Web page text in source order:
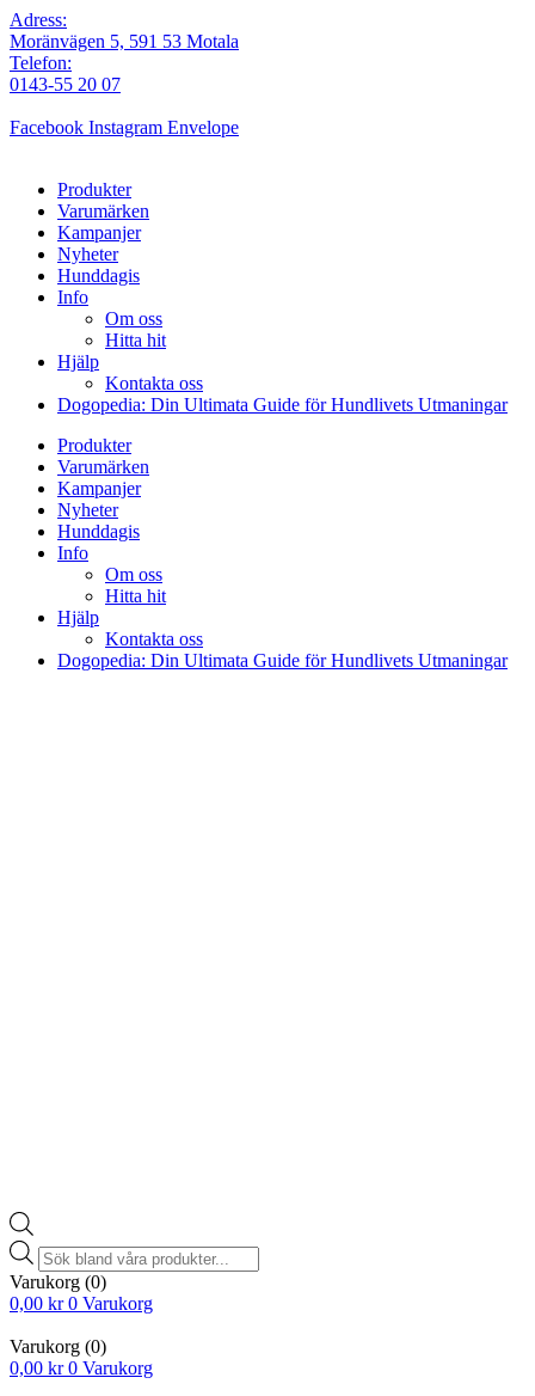
Adress:
Moränvägen 5, 591 53 Motala
Telefon:
0143-55 20 07
Facebook Instagram Envelope
Produkter
Varumärken
Kampanjer
Nyheter
Hunddagis
Info
Om oss
Hitta hit
Hjälp
Kontakta oss
Dogopedia: Din Ultimata Guide för Hundlivets Utmaningar
Produkter
Varumärken
Kampanjer
Nyheter
Hunddagis
Info
Om oss
Hitta hit
Hjälp
Kontakta oss
Dogopedia: Din Ultimata Guide för Hundlivets Utmaningar
Products
search
Varukorg (0)
0,00 kr 0 Varukorg
Varukorg (0)
0,00 kr 0 Varukorg